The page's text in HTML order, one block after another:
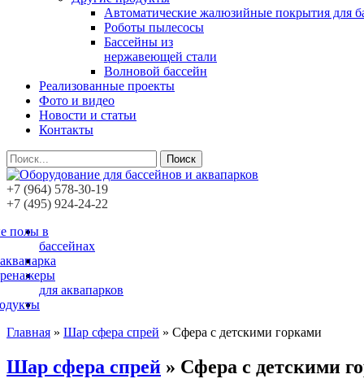
Автоматические жалюзийные покрытия для
Роботы пылесосы
Бассейны из
нержавеющей стали
Волновой бассейн
Реализованные проекты
Фото и видео
Новости и статьи
Контакты
Поиск
+7 (964) 578-30-19
+7 (495) 924-24-22
полы в
бассейнах
для аквапарков
Главная » Шар сфера спрей » Сфера с детскими горками
Шар сфера спрей » Сфера с детскими